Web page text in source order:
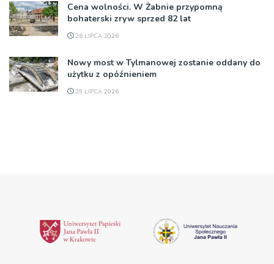
Cena wolności. W Żabnie przypomną
bohaterski zryw sprzed 82 lat
26 LIPCA 2026
Nowy most w Tylmanowej zostanie oddany do
użytku z opóźnieniem
29 LIPCA 2026